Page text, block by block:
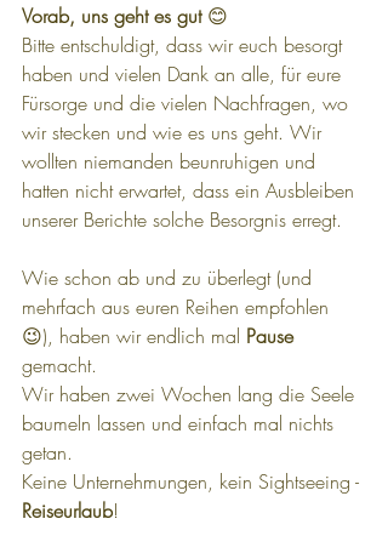
Vorab, uns geht es gut 😊
Bitte entschuldigt, dass wir euch besorgt
haben und vielen Dank an alle, für eure
Fürsorge und die vielen Nachfragen, wo
wir stecken und wie es uns geht. Wir
wollten niemanden beunruhigen und
hatten nicht erwartet, dass ein Ausbleiben
unserer Berichte solche Besorgnis erregt.
Wie schon ab und zu überlegt (und
mehrfach aus euren Reihen empfohlen
😉), haben wir endlich mal Pause
gemacht.
Wir haben zwei Wochen lang die Seele
baumeln lassen und einfach mal nichts
getan.
Keine Unternehmungen, kein Sightseeing -
Reiseurlaub!